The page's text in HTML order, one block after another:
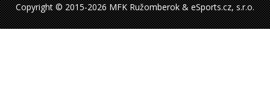
Copyright © 2015-2026 MFK Ružomberok & eSports.cz, s.r.o.